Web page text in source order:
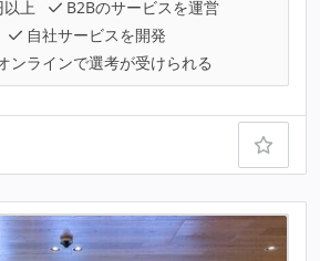
上
B2Bのサービスを運営
自社サービスを開発
ンラインで選考が受けられる